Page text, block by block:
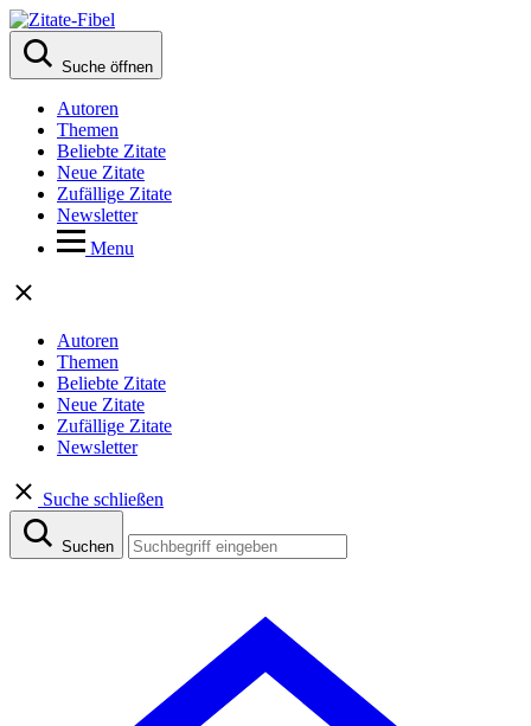
Suche öffnen
Autoren
Themen
Beliebte Zitate
Neue Zitate
Zufällige Zitate
Newsletter
Menu
Autoren
Themen
Beliebte Zitate
Neue Zitate
Zufällige Zitate
Newsletter
Suche schließen
Suchen